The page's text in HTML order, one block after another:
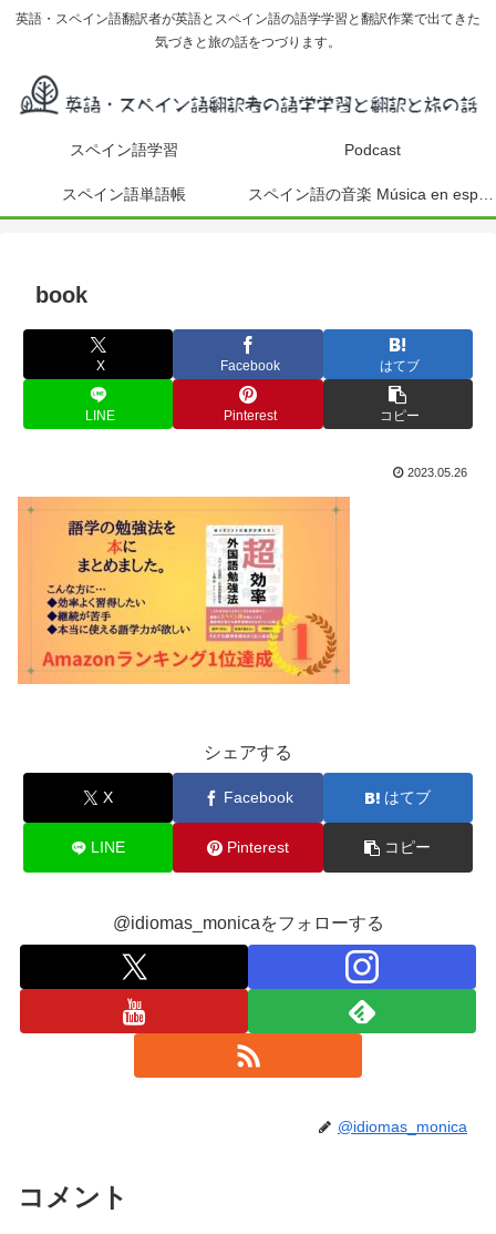
英語・スペイン語翻訳者が英語とスペイン語の語学学習と翻訳作業で出てきた
気づきと旅の話をつづります。
スペイン語学習 Podcast
スペイン語単語帳
book
X Facebook はてブ
LINE Pinterest コピー
2023.05.26
シェアする
X Facebook はてブ
LINE Pinterest コピー
@idiomas_monicaをフォローする
@idiomas_monica
コメント